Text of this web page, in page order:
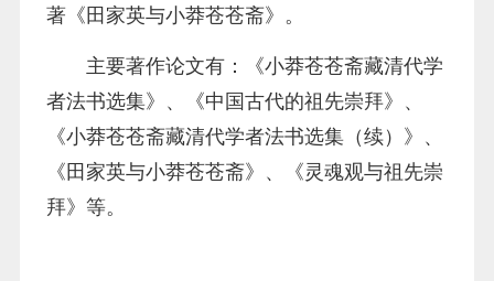
著《田家英与小莽苍苍斋》。
主要著作论文有：《小莽苍苍斋藏清代学
者法书选集》、《中国古代的祖先崇拜》、
《小莽苍苍斋藏清代学者法书选集（续）》、
《田家英与小莽苍苍斋》、《灵魂观与祖先崇
拜》等。